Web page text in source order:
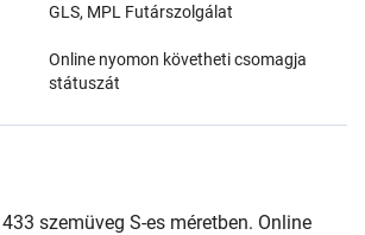
GLS, MPL Futárszolgálat
Online nyomon követheti csomagja
státuszát
szemüveg S-es méretben. Online